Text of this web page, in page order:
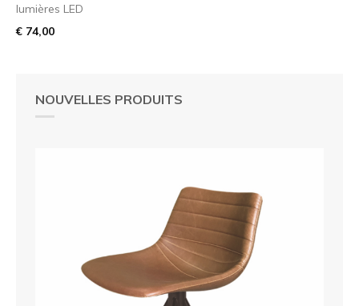
NOUVELLES PRODUITS
lumières LED
€ 74,00